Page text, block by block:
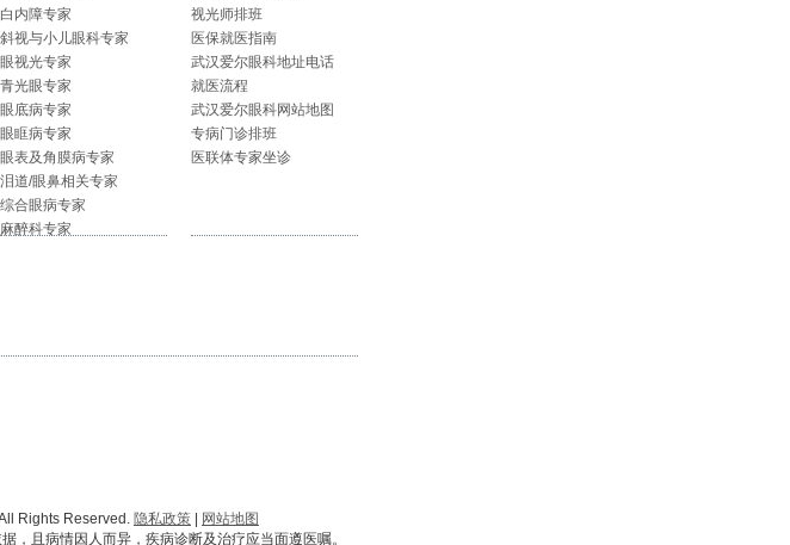
白内障专家
斜视与小儿眼科专家
眼视光专家
青光眼专家
眼底病专家
眼眶病专家
眼表及角膜病专家
泪道/眼鼻相关专家
综合眼病专家
麻醉科专家
视光师排班
医保就医指南
武汉爱尔眼科地址电话
就医流程
武汉爱尔眼科网站地图
专病门诊排班
医联体专家坐诊
Rights Reserved. 隐私政策 | 网站地图
，且病情因人而异，疾病诊断及治疗应当面遵医嘱。